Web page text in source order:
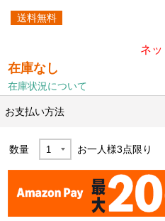
送料無料
ネ
在庫なし
在庫状況について
お支払い方法
数量 お一人様3点限り